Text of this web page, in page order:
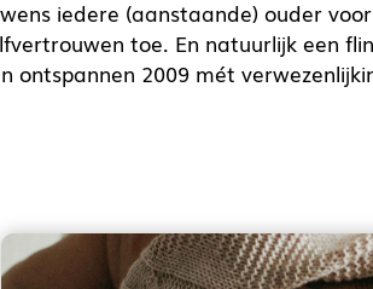
iedere (aanstaande) ouder
toe. En natuurlijk een
ontspannen 2009 mét